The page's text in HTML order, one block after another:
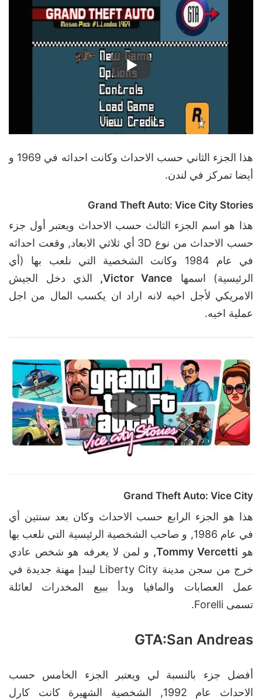
هذا الجزء الثاني حسب الاحداث وكانت احداثه في 1969 و
أيضا تمركز في لندن.
Grand Theft Auto: Vice City Stories
هذا هو اسم الجزء الثالث حسب الاحداث ويعتبر أول جزء
حسب الاحداث من نوع 3D أي ثلاثي الابعاد, وقعت احداثه
في عام 1984 وكانت الشخصية التي نلعب بها (أي
الرئيسية) اسمها Victor Vance,
الذي دخل الجيش
الامريكي لأجل اخيه لانه اراد ان يكسب المال من اجل
عملية اخيه.
Grand Theft Auto: Vice City
هذا هو الجزء الرابع حسب الاحداث وكان بعد سنتين أي
في عام 1986, و صاحب الشخصية الرئيسية التي نلعب بها
هو Tommy Vercetti,
و لمن لا يعرفه هو شخص عادي
خرج من سجن مدينة Liberty City ليبدإ مهنة جديدة في
عمل العصابات والمافيا وبدأ ببيع المخدرات لعائلة
تسمى Forelli.
GTA:San Andreas
أفضل جزء بالنسبة لي ويعتبر الجزء الخامس حسب
الاحداث عام 1992, الشخصية الشهيرة كانت كارل